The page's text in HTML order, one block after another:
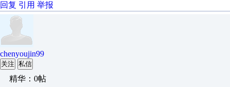
回复 引用 举报
chenyoujin99
关注 私信
精华：0帖